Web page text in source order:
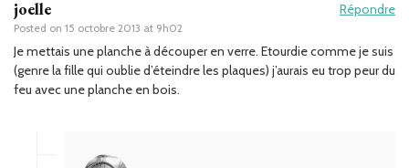
joelle
Posted on 15 octobre 2013 at 9h02
Répondre
Je mettais une planche à découper en verre. Etourdie comme je suis
(genre la fille qui oublie d’éteindre les plaques) j’aurais eu trop peur du
feu avec une planche en bois.